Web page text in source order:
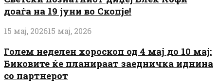
доаѓа на 19 јуни во Скопје!
15 мај, 202615 мај, 2026
Голем неделен хороскоп од 4 мај до 10 мај:
Биковите ќе планираат заедничка иднина
со партнерот